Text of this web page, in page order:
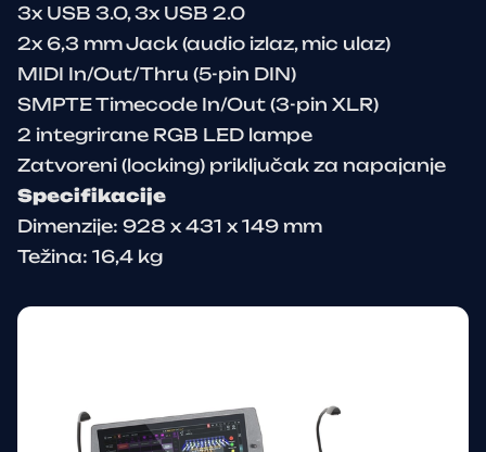
3x USB 3.0, 3x USB 2.0
2x 6,3 mm Jack (audio izlaz, mic ulaz)
MIDI In/Out/Thru (5-pin DIN)
SMPTE Timecode In/Out (3-pin XLR)
2 integrirane RGB LED lampe
Zatvoreni (locking) priključak za napajanje
Specifikacije
Dimenzije: 928 x 431 x 149 mm
Težina: 16,4 kg